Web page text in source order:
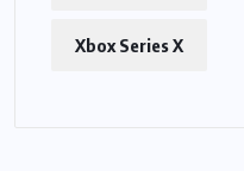
Xbox Series X